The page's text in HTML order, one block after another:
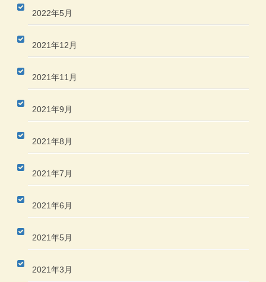
2022年5月
2021年12月
2021年11月
2021年9月
2021年8月
2021年7月
2021年6月
2021年5月
2021年3月